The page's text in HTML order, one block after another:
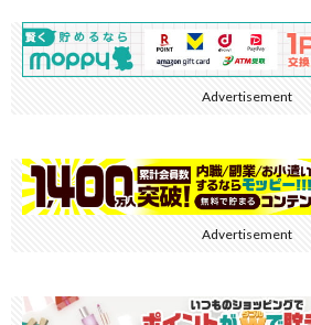
Advertisement
Advertisement